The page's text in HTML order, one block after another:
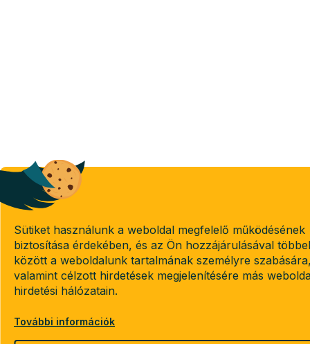
Sütiket használunk a weboldal megfelelő működésének
biztosítása érdekében, és az Ön hozzájárulásával
között a weboldalunk tartalmának személyre
valamint célzott hirdetések megjelenítésére más
hirdetési hálózatain.
További információk